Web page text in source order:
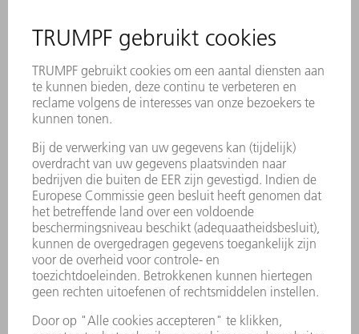
worden aangepast. De functie verhoogt de
procesveiligheid, vooral tijdens het snijden van
materiaal van mindere kwaliteit. Voor u
betekent dat er minder uitschot is bij lagere
materiaalkosten. De operator kan AdjustLine
op ieder gewenst moment in- of uitschakelen -
daarvoor is geen programmering nodig.